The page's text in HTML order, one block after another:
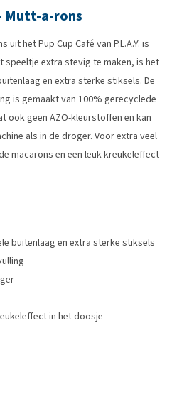
- Mutt-a-rons
het Pup Cup Café van P.L.A.Y. is
speeltje extra stevig te maken, is het
en extra sterke stiksels. De
is gemaakt van 100% gerecyclede
ook geen AZO-kleurstoffen en kan
als in de droger. Voor extra veel
macarons en een leuk kreukeleffect
buitenlaag en extra sterke stiksels
in het doosje